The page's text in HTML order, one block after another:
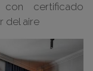
con certificado
del aire